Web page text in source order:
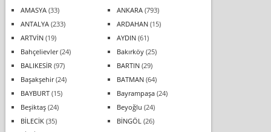
AMASYA(33) ANKARA(793)
ANTALYA(233) ARDAHAN(15)
ARTVİN(19) AYDIN(61)
Bahçelievler(24) Bakırköy(25)
BALIKESİR (97) BARTIN(29)
Başakşehir(24) BATMAN(64)
BAYBURT(15) Bayrampaşa(24)
Beşiktaş(24) Beyoğlu (24)
BİLECİK(35) BİNGÖL (26)